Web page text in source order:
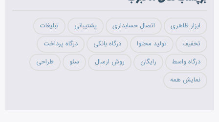
ابزار ظاهری اتصال حسابداری پشتیبانی
تبلیغات
تخفیف
تولید محتوا درگاه بانکی
درگاه پرداخت
درگاه واسط
رایگان روش ارسال سئو
طراحی
نمایش همه